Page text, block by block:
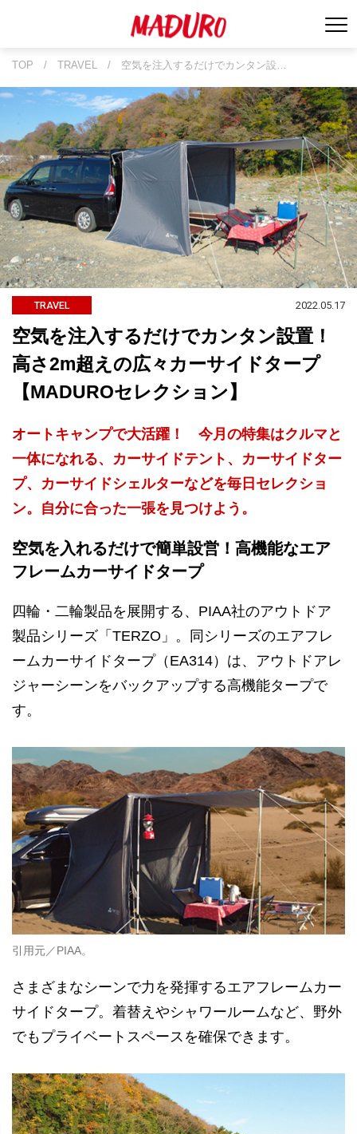
TOP / TRAVEL / 空気を注入するだけでカンタン設…
TRAVEL 2022.05.17
空気を注入するだけでカンタン設置！
高さ2m超えの広々カーサイドタープ
【MADUROセレクション】
オートキャンプで大活躍！ 今月の特集はクルマと
一体になれる、カーサイドテント、カーサイドター
プ、カーサイドシェルターなどを毎日セレクショ
ン。自分に合った一張を見つけよう。
空気を入れるだけで簡単設営！高機能なエア
フレームカーサイドタープ
四輪・二輪製品を展開する、PIAA社のアウトドア
製品シリーズ「TERZO」。同シリーズのエアフレ
ームカーサイドタープ（EA314）は、アウトドアレ
ジャーシーンをバックアップする高機能タープで
す。
引用元／PIAA。
さまざまなシーンで力を発揮するエアフレームカー
サイドタープ。着替えやシャワールームなど、野外
でもプライベートスペースを確保できます。